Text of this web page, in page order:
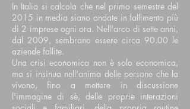
In Italia si calcola che nel primo semestre del
2015 in media siano andate in fallimento più
di 2 imprese ogni ora. Nell'arco di sette anni,
dal 2009, sembrano essere circa 90.00 le
aziende fallite.
Una crisi economica non è solo economica,
ma si insinua nell'anima delle persone che la
vivono, fino a mettere in discussione
l'immagine di sè, delle proprie interazioni